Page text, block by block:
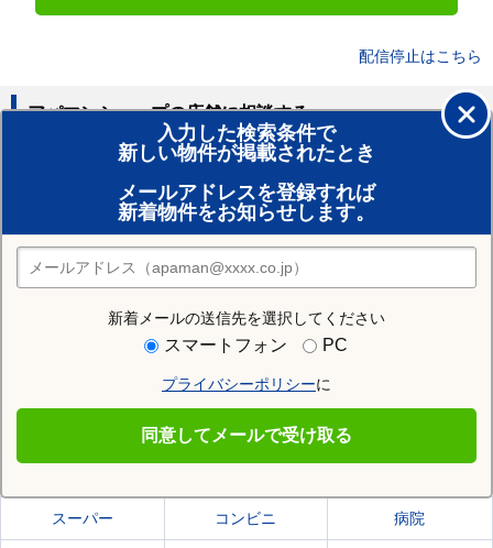
配信停止はこちら
入力した検索条件で
新しい物件が掲載されたとき
メールアドレスを登録すれば
新着物件をお知らせします。
新着メールの送信先を選択してください
スマートフォン PC
プライバシーポリシーに
同意してメールで受け取る
アパマンショップの店舗に相談する
賃貸のプロがお部屋探し！
おまかせ物件リクエスト
住みたい街の店舗を探す
店舗検索
住む街研究所で坊城駅の情報を見る
坊城駅の施設一覧
スーパー コンビニ 病院